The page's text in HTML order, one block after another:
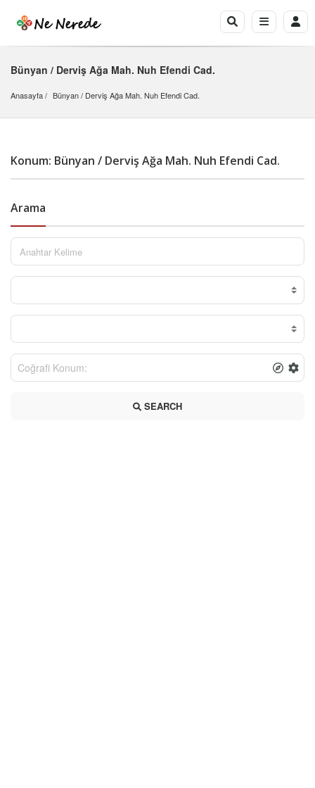
Bünyan / Derviş Ağa Mah. Nuh Efendi Cad.
Anasayfa Bünyan / Derviş Ağa Mah. Nuh Efendi Cad.
Konum: Bünyan / Derviş Ağa Mah. Nuh Efendi Cad.
Arama
SEARCH